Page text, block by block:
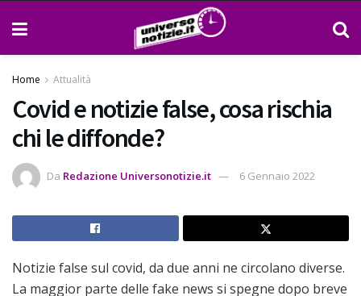
Home Attualità
Covid e notizie false, cosa rischia
chi le diffonde?
Da Redazione Universonotizie.it 6 Gennaio 2022
Notizie false sul covid, da due anni ne circolano diverse.
La maggior parte delle fake news si spegne dopo breve